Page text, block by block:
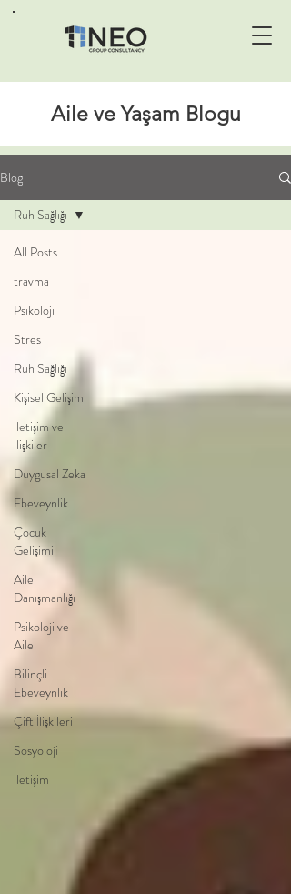
Aile ve Yaşam Blogu
Blog
All Posts
travma
Psikoloji
Stres
Ruh Sağlığı
Kişisel Gelişim
İletişim ve
İlişkiler
Duygusal Zeka
Ebeveynlik
Çocuk
Gelişimi
Aile
Danışmanlığı
Psikoloji ve
Aile
Bilinçli
Ebeveynlik
Çift İlişkileri
Sosyoloji
İletişim
Ruh Sağlığı